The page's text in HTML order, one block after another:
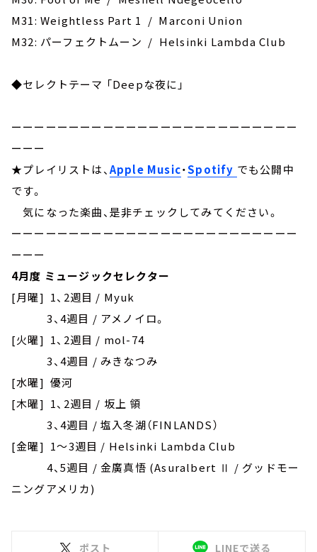
M31: Weightless Part 1 / Marconi Union
M32: パーフェクトムーン / Helsinki Lambda Club
◆セレクトテーマ 「Deepな夜に」
ーーーーーーーーーーーーーーーーーーーーーーーーー
ーーー
★プレイリストは、Apple Music・Spotify でも公開中
です。
気になった楽曲、是非チェックしてみてください。
ーーーーーーーーーーーーーーーーーーーーーーーーー
ーーー
4月度 ミュージックセレクター
[月曜] 1、2週目 / Myuk
3、4週目 / アメノイロ。
[火曜] 1、2週目 / mol-74
3、4週目 / みきなつみ
[水曜] 優河
[木曜] 1、2週目 / 坂上 領
3、4週目 / 塩入冬湖（FINLANDS）
[金曜] 1～3週目 / Helsinki Lambda Club
4、5週目 / 金廣真悟 (Asuralbert Ⅱ / グッドモー
ニングアメリカ)
ポスト LINEで送る